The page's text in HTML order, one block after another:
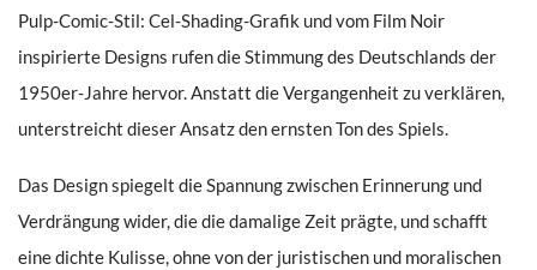
Pulp-Comic-Stil: Cel-Shading-Grafik und vom Film Noir
inspirierte Designs rufen die Stimmung des Deutschlands der
1950er-Jahre hervor. Anstatt die Vergangenheit zu verklären,
unterstreicht dieser Ansatz den ernsten Ton des Spiels.
Das Design spiegelt die Spannung zwischen Erinnerung und
Verdrängung wider, die die damalige Zeit prägte, und schafft
eine dichte Kulisse, ohne von der juristischen und moralischen